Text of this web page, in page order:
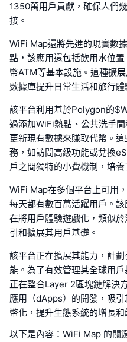
1350萬用戶貢獻，確保人們
接。
WiFi Map還將先進的現實數
點，該應用還包括飲用水位
幣ATM等基本設施。這種擴
數據庫提升日常生活和旅行體
該平台利用基於Polygon的
過添加WiFi熱點、公共洗手
更新現有數據來賺取代幣。
務，如訪問高級功能或兌換
戶之間獨特的小費機制，培
WiFi Map在多個平台上可用
每天都有數百萬活躍用戶。
在將用戶體驗遊戲化，類似
引和擴展其用戶基礎。
該平台正在擴展其能力，計
能。為了有效管理其全球用
正在整合Layer 2區塊鏈解決
應用（dApps）的開發，吸
幣化，提升生態系統的增長和
以下是內容：WiFi Map 的關